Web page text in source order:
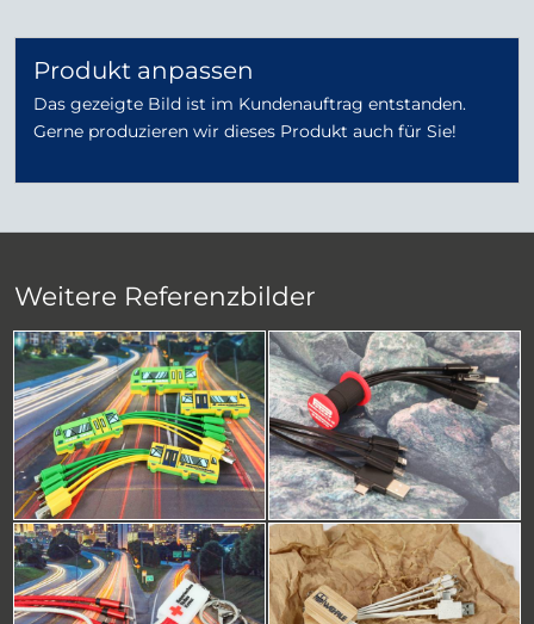
Produkt anpassen
Das gezeigte Bild ist im Kundenauftrag entstanden.
Gerne produzieren wir dieses Produkt auch für Sie!
Weitere Referenzbilder